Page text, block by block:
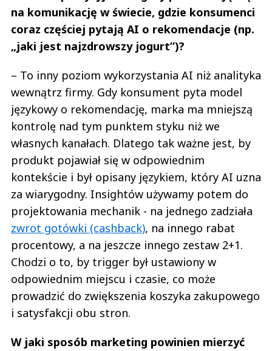
na komunikację w świecie, gdzie konsumenci
coraz częściej pytają AI o rekomendacje (np.
„jaki jest najzdrowszy jogurt”)?
– To inny poziom wykorzystania AI niż analityka
wewnątrz firmy. Gdy konsument pyta model
językowy o rekomendację, marka ma mniejszą
kontrolę nad tym punktem styku niż we
własnych kanałach. Dlatego tak ważne jest, by
produkt pojawiał się w odpowiednim
kontekście i był opisany językiem, który AI uzna
za wiarygodny. Insightów używamy potem do
projektowania mechanik - na jednego zadziała
zwrot gotówki (cashback), na innego rabat
procentowy, a na jeszcze innego zestaw 2+1.
Chodzi o to, by trigger był ustawiony w
odpowiednim miejscu i czasie, co może
prowadzić do zwiększenia koszyka zakupowego
i satysfakcji obu stron.
W jaki sposób marketing powinien mierzyć